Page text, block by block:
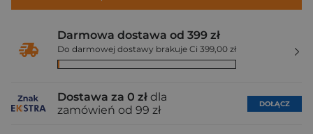
Darmowa dostawa od 399 zł
Do darmowej dostawy brakuje Ci 399,00 zł
Dostawa za 0 zł dla
zamówień od 99 zł
DOŁĄCZ